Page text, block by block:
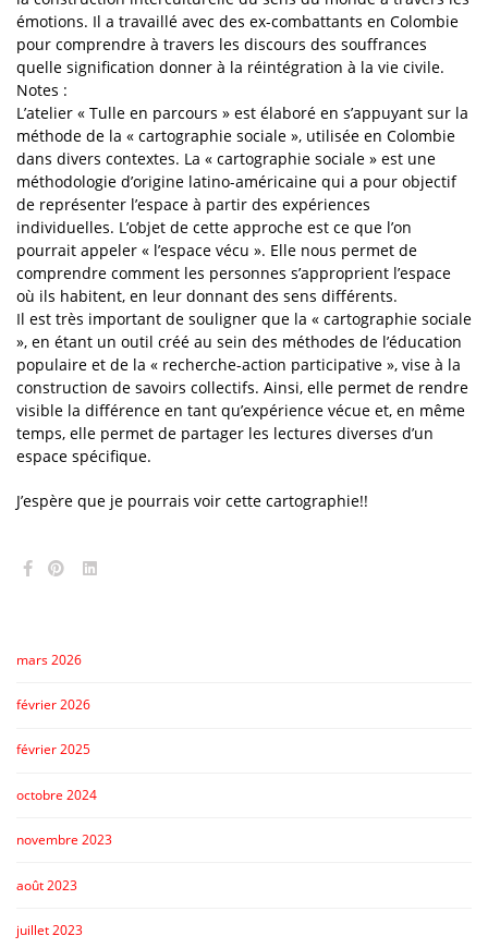
émotions. Il a travaillé avec des ex-combattants en Colombie
pour comprendre à travers les discours des souffrances
quelle signification donner à la réintégration à la vie civile.
Notes :
L’atelier « Tulle en parcours » est élaboré en s’appuyant sur la
méthode de la « cartographie sociale », utilisée en Colombie
dans divers contextes. La « cartographie sociale » est une
méthodologie d’origine latino-américaine qui a pour objectif
de représenter l’espace à partir des expériences
individuelles. L’objet de cette approche est ce que l’on
pourrait appeler « l’espace vécu ». Elle nous permet de
comprendre comment les personnes s’approprient l’espace
où ils habitent, en leur donnant des sens différents.
Il est très important de souligner que la « cartographie sociale
», en étant un outil créé au sein des méthodes de l’éducation
populaire et de la « recherche-action participative », vise à la
construction de savoirs collectifs. Ainsi, elle permet de rendre
visible la différence en tant qu’expérience vécue et, en même
temps, elle permet de partager les lectures diverses d’un
espace spécifique.
J’espère que je pourrais voir cette cartographie!!
mars 2026
février 2026
février 2025
octobre 2024
novembre 2023
août 2023
juillet 2023